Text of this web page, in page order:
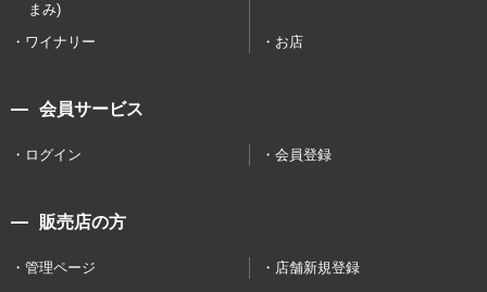
まみ)
ワイナリー お店
会員サービス
ログイン 会員登録
販売店の方
管理ページ 店舗新規登録